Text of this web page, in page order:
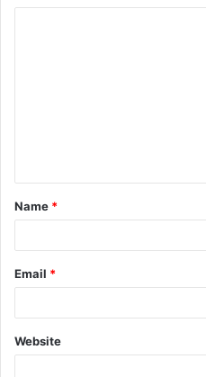
t
*
Name *
Email *
Website